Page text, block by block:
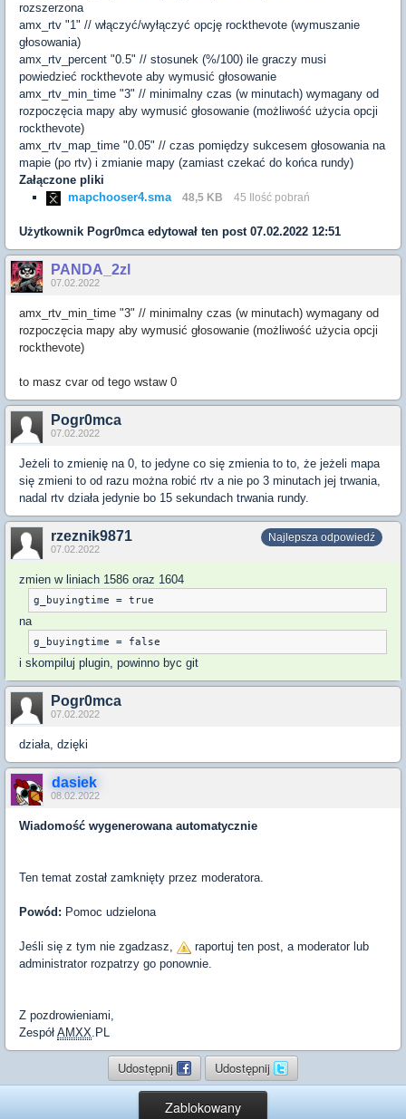
rozszerzona
amx_rtv "1" // włączyć/wyłączyć opcję rockthevote (wymuszanie
głosowania)
amx_rtv_percent "0.5" // stosunek (%/100) ile graczy musi
powiedzieć rockthevote aby wymusić głosowanie
amx_rtv_min_time "3" // minimalny czas (w minutach) wymagany od
rozpoczęcia mapy aby wymusić głosowanie (możliwość użycia opcji
rockthevote)
amx_rtv_map_time "0.05" // czas pomiędzy sukcesem głosowania na
mapie (po rtv) i zmianie mapy (zamiast czekać do końca rundy)
Załączone pliki
mapchooser4.sma
48,5 KB 45 Ilość pobrań
Użytkownik Pogr0mcaedytował ten post 07.02.2022 12:51
PANDA_2zl
07.02.2022
amx_rtv_min_time "3" // minimalny czas (w minutach) wymagany od
rozpoczęcia mapy aby wymusić głosowanie (możliwość użycia opcji
rockthevote)
to masz cvar od tego wstaw 0
Pogr0mca
07.02.2022
Jeżeli to zmienię na 0, to jedyne co się zmienia to to, że jeżeli mapa
się zmieni to od razu można robić rtv a nie po 3 minutach jej trwania,
nadal rtv działa jedynie bo 15 sekundach trwania rundy.
Najlepsza odpowiedź
rzeznik9871
07.02.2022
zmien w liniach 1586 oraz 1604
na
i skompiluj plugin, powinno byc git
Pogr0mca
07.02.2022
działa, dzięki
dasiek
08.02.2022
Wiadomość wygenerowana automatycznie
Ten temat został zamknięty przez moderatora.
Powód: Pomoc udzielona
Jeśli się z tym nie zgadzasz,
raportuj ten post, a moderator lub
administrator rozpatrzy go ponownie.
Z pozdrowieniami,
Zespół AMXX.PL
Udostępnij Udostępnij
Zablokowany